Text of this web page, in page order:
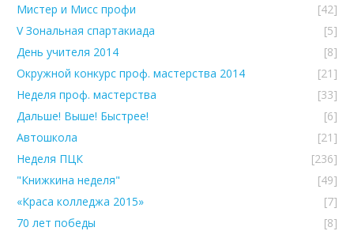
Мистер и Мисс профи
[42]
V Зональная спартакиада
[5]
День учителя 2014
[8]
Окружной конкурс проф. мастерства 2014
[21]
Неделя проф. мастерства
[33]
Дальше! Выше! Быстрее!
[6]
Автошкола
[21]
Неделя ПЦК
[236]
"Книжкина неделя"
[49]
«Краса колледжа 2015»
[7]
70 лет победы
[8]